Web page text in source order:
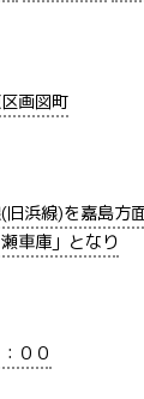
画図町
浜線)を嘉島方
車庫」となり
００